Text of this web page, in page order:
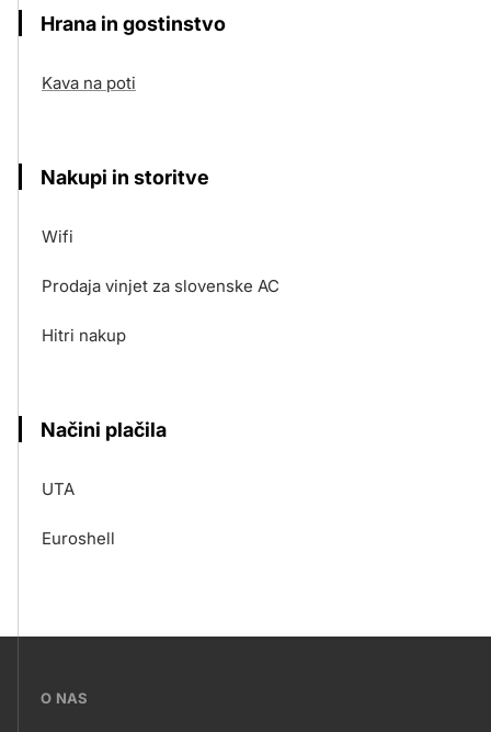
Hrana in gostinstvo
Kava na poti
Nakupi in storitve
Wifi
Prodaja vinjet za slovenske AC
Hitri nakup
Načini plačila
UTA
Euroshell
???O NAS